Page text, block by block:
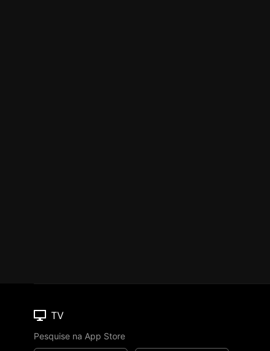
TV
Pesquise na App Store